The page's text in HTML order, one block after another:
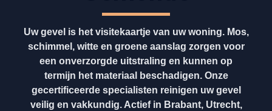
Uw gevel is het visitekaartje van uw woning. Mos,
schimmel, witte en groene aanslag zorgen voor
een onverzorgde uitstraling en kunnen op
termijn het materiaal beschadigen. Onze
gecertificeerde specialisten reinigen uw gevel
veilig en vakkundig. Actief in Brabant, Utrecht,